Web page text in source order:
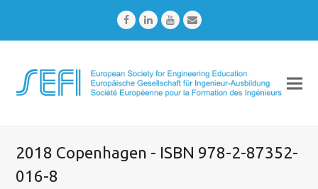
FacebookLinkedInYoutubeEmail
2018 Copenhagen - ISBN 978-2-87352-
016-8